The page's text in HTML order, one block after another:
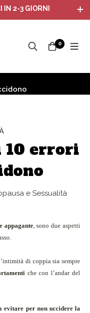
3 GIORNI
0
10 errori
e Sessualità
appagante, sono due aspetti
di coppia sia sempre
che con l’andar del
evitare per non uccidere la